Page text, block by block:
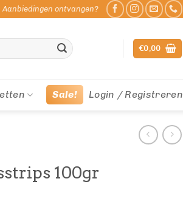
Aanbiedingen ontvangen?
€0,00
Sale! Login / Registreren
100gr